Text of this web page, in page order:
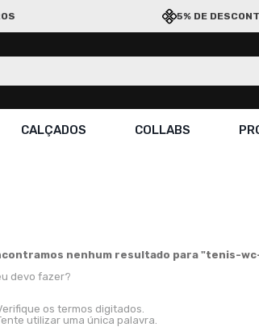
5% DE
CALÇADOS COLLABS
nenhum resultado para "tenis-
devo fazer?
os termos digitados.
utilizar uma única palavra.